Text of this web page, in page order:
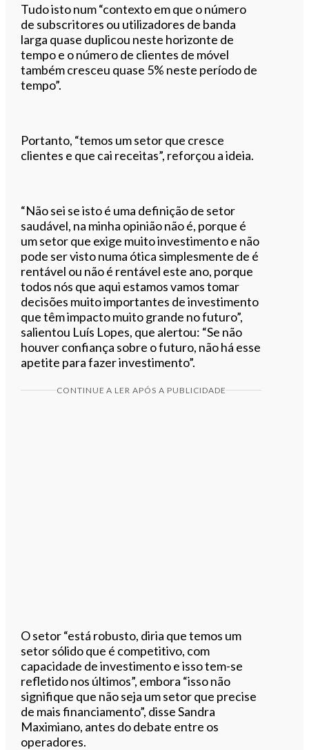
Tudo isto num “contexto em que o número
de subscritores ou utilizadores de banda
larga quase duplicou neste horizonte de
tempo e o número de clientes de móvel
também cresceu quase 5% neste período de
tempo”.
Portanto, “temos um setor que cresce
clientes e que cai receitas”, reforçou a ideia.
“Não sei se isto é uma definição de setor
saudável, na minha opinião não é, porque é
um setor que exige muito investimento e não
pode ser visto numa ótica simplesmente de é
rentável ou não é rentável este ano, porque
todos nós que aqui estamos vamos tomar
decisões muito importantes de investimento
que têm impacto muito grande no futuro”,
salientou Luís Lopes, que alertou: “Se não
houver confiança sobre o futuro, não há esse
apetite para fazer investimento”.
CONTINUE A LER APÓS A PUBLICIDADE
O setor “está robusto, diria que temos um
setor sólido que é competitivo, com
capacidade de investimento e isso tem-se
refletido nos últimos”, embora “isso não
signifique que não seja um setor que precise
de mais financiamento”, disse Sandra
Maximiano, antes do debate entre os
operadores.